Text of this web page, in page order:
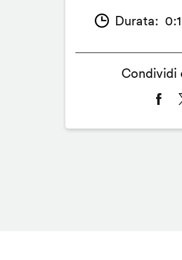
Durata
Condividi